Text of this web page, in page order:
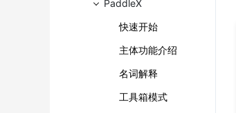
PaddleX
快速开始
主体功能介绍
名词解释
工具箱模式